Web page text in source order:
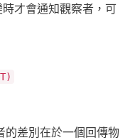
才會通知觀察者，可
的差別在於一個回傳物